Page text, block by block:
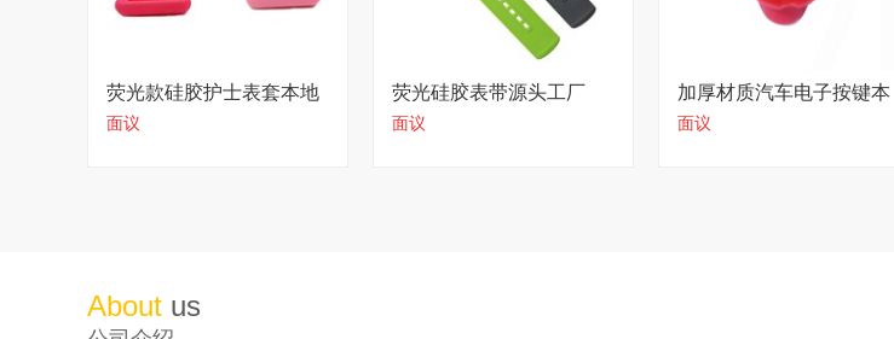
荧光款硅胶护士表套本地
大厂直供价
面议
荧光硅胶表带源头工厂
面议
加厚材质汽车电子按键本
地大厂
面议
About us